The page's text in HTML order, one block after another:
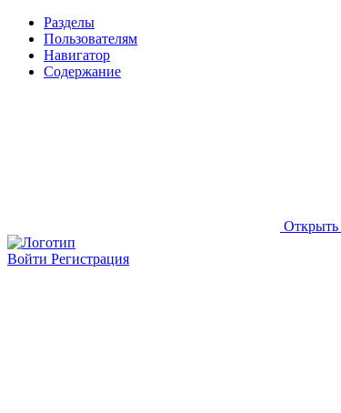
Разделы
Пользователям
Навигатор
Содержание
Войти Регистрация